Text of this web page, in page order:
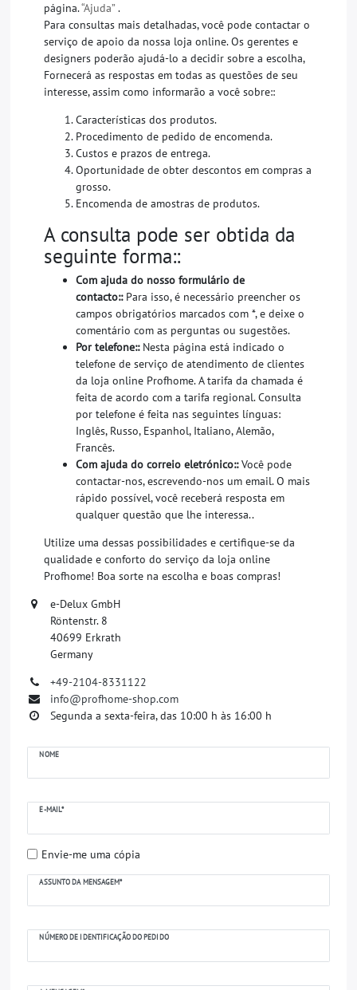
página.“Ajuda” .
Para consultas mais detalhadas, você pode contactar o
serviço de apoio da nossa loja online. Os gerentes e
designers poderão ajudá-lo a decidir sobre a escolha,
Fornecerá as respostas em todas as questões de seu
interesse, assim como informarão a você sobre::
Características dos produtos.
Procedimento de pedido de encomenda.
Custos e prazos de entrega.
Oportunidade de obter descontos em compras a
grosso.
Encomenda de amostras de produtos.
A consulta pode ser obtida da
seguinte forma::
Com ajuda do nosso formulário de
contacto::Para isso, é necessário preencher os
campos obrigatórios marcados com *, e deixe o
comentário com as perguntas ou sugestões.
Por telefone::Nesta página está indicado o
telefone de serviço de atendimento de clientes
da loja online Profhome. A tarifa da chamada é
feita de acordo com a tarifa regional. Consulta
por telefone é feita nas seguintes línguas:
Inglês, Russo, Espanhol, Italiano, Alemão,
Francês.
Com ajuda do correio eletrónico::Você pode
contactar-nos, escrevendo-nos um email. O mais
rápido possível, você receberá resposta em
qualquer questão que lhe interessa..
Utilize uma dessas possibilidades e certifique-se da
qualidade e conforto do serviço da loja online
Profhome! Boa sorte na escolha e boas compras!
e-Delux GmbH
Röntenstr. 8
40699 Erkrath
Germany
+49-2104-8331122
info@profhome-shop.com
Segunda a sexta-feira, das 10:00 h às 16:00 h
NOME
E-MAIL*
Envie-me uma cópia
ASSUNTO DA MENSAGEM*
NÚMERO DE IDENTIFICAÇÃO DO PEDIDO
Ceres::Template.mailFormHoneypotLabel